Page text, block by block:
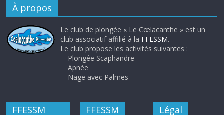
À propos
Le club de plongée « Le Cœlacanthe » est un
club associatif affilié à la FFESSM.
Le club propose les activités suivantes :
Plongée Scaphandre
Apnée
Nage avec Palmes
FFESSM
FFESSM Légal